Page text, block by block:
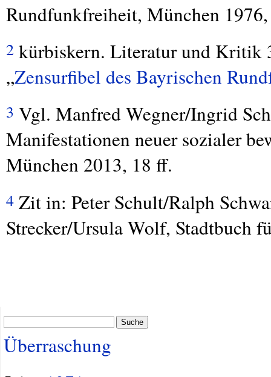
Rundfunkfreiheit, München
2 kürbiskern. Literatur und Kritik
„Zensurfibel des Bayrischen
3 Vgl. Manfred Wegner/Ingrid
Manifestationen neuer sozialer
München 2013, 18 ff.
4 Zit in: Peter Schult/Ralph
Strecker/Ursula Wolf, Stadtbuch
Suche
Überraschung